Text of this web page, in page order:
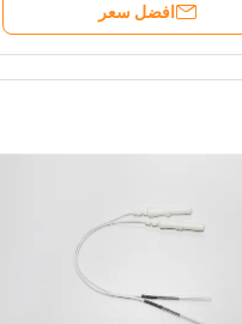
افضل سعر